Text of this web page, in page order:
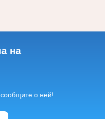
на
о ней!